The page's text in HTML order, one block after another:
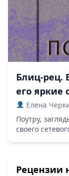
Блиц-рец.
его яркие
Елена
Поутру,
своего
Рецензии